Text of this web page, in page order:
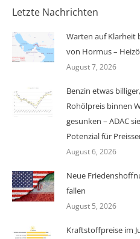
Letzte Nachrichten
Warten auf Klarheit
von Hormus –
August 7, 2026
Benzin etwas
Rohölpreis binnen
gesunken – ADAC
Potenzial für
August 6, 2026
Neue
fallen
August 5, 2026
Kraftstoffpreise im